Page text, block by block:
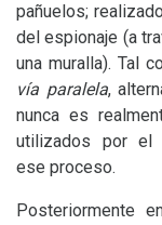
pañuelos;
del espionaje (a
una muralla). Tal
vía paralela,
nunca es
utilizados por el
ese proceso.
Posteriormente